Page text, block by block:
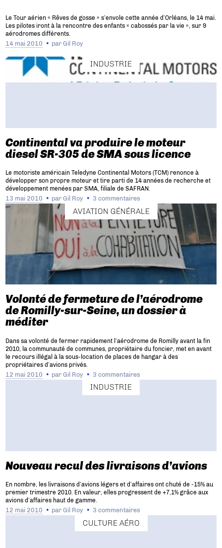
Le Tour aérien « Rêves de gosse » s’envole cette année d’Orléans, le 14 mai.
Les pilotes iront à la rencontre des enfants « cabossés par la vie », sur 9
aérodromes différents.
14 mai 2010 parGil Roy
INDUSTRIE
Continental va produire le moteur
diesel SR-305 de SMA sous licence
Le motoriste américain Teledyne Continental Motors (TCM) renonce à
développer son propre moteur et tire parti de 14 années de recherche et
développement menées par SMA, filiale de SAFRAN.
13 mai 2010 parGil Roy 3 commentaires
AVIATION GÉNÉRALE
Volonté de fermeture de l’aérodrome
de Romilly-sur-Seine, un dossier à
méditer
Dans sa volonté de fermer rapidement l’aérodrome de Romilly avant la fin
2010, la communauté de communes, propriétaire du foncier, met en avant
le recours illégal à la sous-location de places de hangar à des
propriétaires d’avions privés.
12 mai 2010 parGil Roy 3 commentaires
INDUSTRIE
Nouveau recul des livraisons d’avions
En nombre, les livraisons d’avions légers et d’affaires ont chuté de -15% au
premier trimestre 2010. En valeur, elles progressent de +7,1% grâce aux
avions d’affaires haut de gamme.
12 mai 2010 parGil Roy 3 commentaires
CULTURE AÉRO